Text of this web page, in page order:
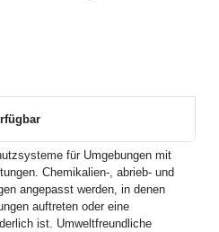
für Umgebungen mit
Chemikalien-, abrieb- und
angepasst werden, in denen
auftreten oder eine
ist. Umweltfreundliche